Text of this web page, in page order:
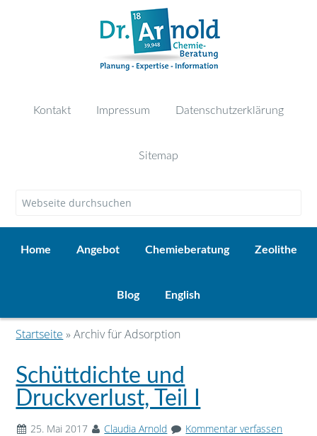
Kontakt Impressum Datenschutzerklärung
Sitemap
Home Angebot Chemieberatung Zeolithe
Blog English
Startseite » Archiv für Adsorption
Schüttdichte und
Druckverlust, Teil I
25. Mai 2017 Claudia Arnold Kommentar verfassen